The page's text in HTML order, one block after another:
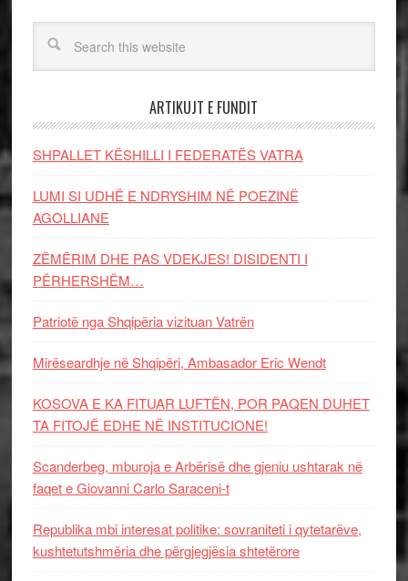
ARTIKUJT E FUNDIT
SHPALLET KËSHILLI I FEDERATËS VATRA
LUMI SI UDHË E NDRYSHIM NË POEZINË
AGOLLIANE
ZËMËRIM DHE PAS VDEKJES! DISIDENTI I
PËRHERSHËM…
Patriotë nga Shqipëria vizituan Vatrën
Mirëseardhje në Shqipëri, Ambasador Eric Wendt
KOSOVA E KA FITUAR LUFTËN, POR PAQEN DUHET
TA FITOJË EDHE NË INSTITUCIONE!
Scanderbeg, mburoja e Arbërisë dhe gjeniu ushtarak në
faqet e Giovanni Carlo Saraceni-t
Republika mbi interesat politike: sovraniteti i qytetarëve,
kushtetutshmëria dhe përgjegjësia shtetërore